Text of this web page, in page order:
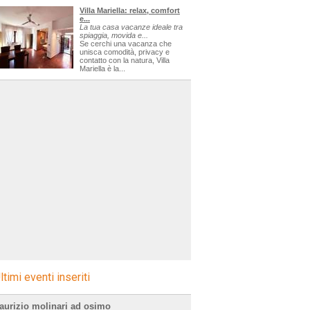
Villa Mariella: relax, comfort
e...
La tua casa vacanze ideale tra
spiaggia, movida e...
Se cerchi una vacanza che
unisca comodità, privacy e
contatto con la natura, Villa
Mariella è la...
eventi inseriti
molinari ad osimo